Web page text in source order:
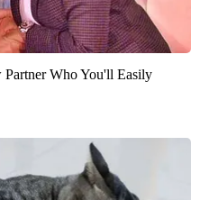
Who You'll Easily